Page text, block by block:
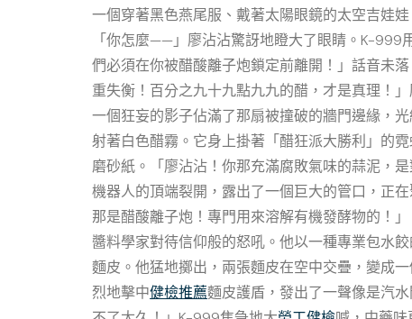
一個穿著黑色燕尾服、戴著太陽眼鏡的太空吉娃
「你怎麼——」廖沾沾驚訝地瞪大了眼睛。K-999
們必須在你被醋酸離子炮鎖定前離開！」話音未
重失衡！百分之九十九點九九的醋，才是真理！
一個狂妄的影子佔滿了那扇被撞破的牆門邊緣，
射著白色醋霧。它身上掛著「醋狂派大勝利」的
磨砂紙。「廖沾沾！你那充滿腐敗氣味的蒜泥，
機器人的頂端裂開，露出了一個巨大的管口，正
那是醋酸離子炮！專門用來溶解有機發酵物的！
醬料學家對待信仰般的怒吼。他以一種專業包水
麵皮。他猛地擲出，兩張麵皮在空中交疊，變成
烈地擊中健檢推薦麵皮護盾，發出了一聲像是汽